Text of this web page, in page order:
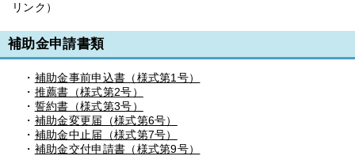
リンク）
補助金申請書類
・ 補助金事前申込書（様式第1号）
・ 推薦書（様式第2号）
・ 誓約書（様式第3号）
・ 補助金変更届（様式第6号）
・ 補助金中止届（様式第7号）
・ 補助金交付申請書（様式第9号）